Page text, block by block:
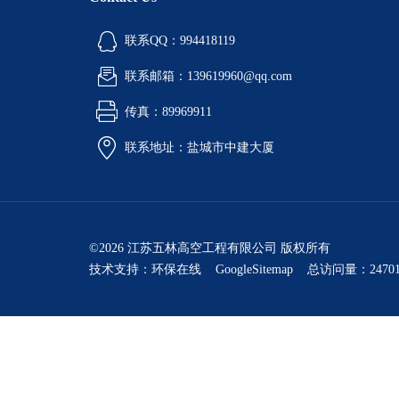
联系QQ：994418119
联系邮箱：139619960@qq.com
传真：89969911
联系地址：盐城市中建大厦
©2026 江苏五林高空工程有限公司 版权所有
技术支持： 环保在线 GoogleSitemap 总访问量：